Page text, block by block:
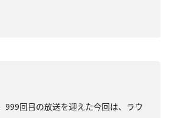
回目の放送を迎えた今回は、ラウ